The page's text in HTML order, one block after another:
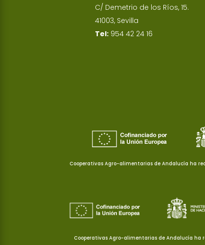
C/ Demetrio de los Ríos, 15.
41003, Sevilla
Tel: 954 42 24 16
Cooperativas Agro-alimentarias de Andalucía ha
Cooperativas Agro-alimentarias de Andalucía ha